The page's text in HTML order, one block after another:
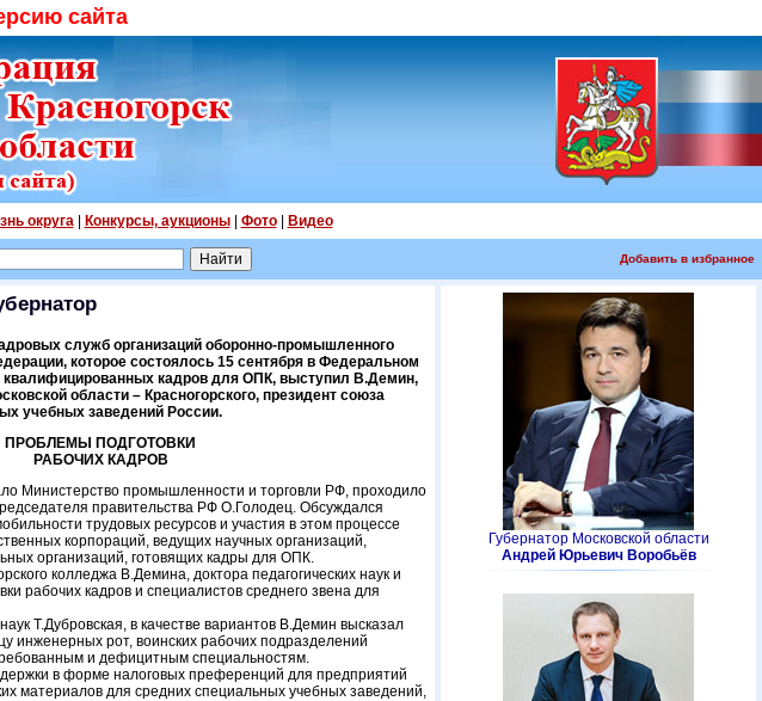
сайта
округа| Конкурсы, аукционы| Фото| Видео
Добавить в избранное
служб организаций оборонно-промышленного
которое состоялось 15 сентября в Федеральном
квалифицированных кадров для ОПК, выступил В.Демин,
области – Красногорского, президент союза
учебных заведений России.
ПРОБЛЕМЫ ПОДГОТОВКИ
РАБОЧИХ КАДРОВ
Министерство промышленности и торговли РФ, проходило
правительства РФ О.Голодец. Обсуждался
трудовых ресурсов и участия в этом процессе
корпораций, ведущих научных организаций,
организаций, готовящих кадры для ОПК.
колледжа В.Демина, доктора педагогических наук и
рабочих кадров и специалистов среднего звена для
Т.Дубровская, в качестве вариантов В.Демин высказал
инженерных рот, воинских рабочих подразделений
и дефицитным специальностям.
в форме налоговых преференций для предприятий
материалов для средних специальных учебных заведений,
Губернатор Московской области
Андрей Юрьевич Воробьёв